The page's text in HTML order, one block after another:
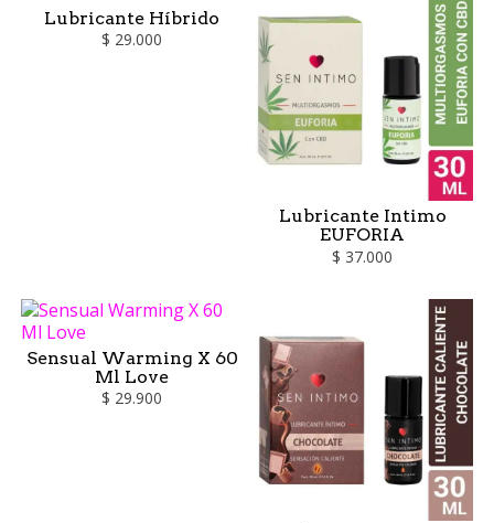
Lubricante Híbrido
$ 29.000
Lubricante Intimo
EUFORIA
$ 37.000
Sensual Warming X 60
Ml Love
$ 29.900